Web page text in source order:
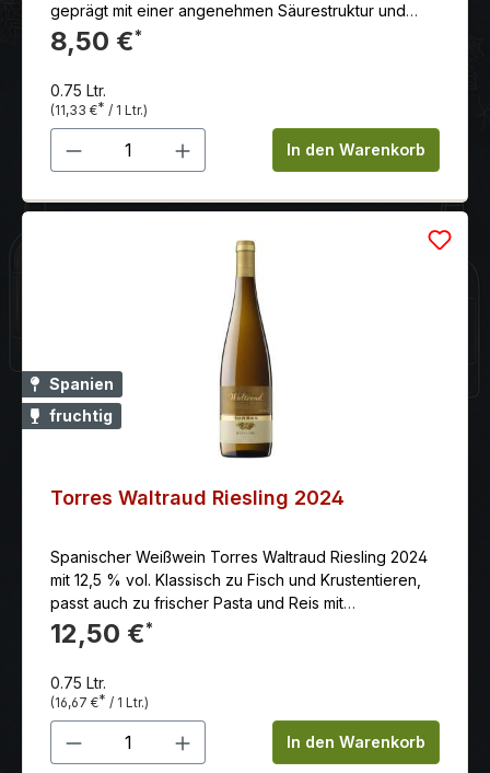
geprägt mit einer angenehmen Säurestruktur und
einer feinen Länge im Abgang.
8,50 €*
0.75 Ltr.
(11,33 €* / 1 Ltr.)
Produkt Anzahl: Gib denIn den Warenkorb
Spanien
fruchtig
Torres Waltraud Riesling 2024
Spanischer Weißwein Torres Waltraud Riesling 2024
mit 12,5 % vol. Klassisch zu Fisch und Krustentieren,
passt auch zu frischer Pasta und Reis mit
Meeresfrüchten, gegrilltem Geflügel oder den süß-
pikanten Gerichten der asiatischen Küche.
12,50 €*
0.75 Ltr.
(16,67 €* / 1 Ltr.)
Produkt Anzahl: Gib denIn den Warenkorb